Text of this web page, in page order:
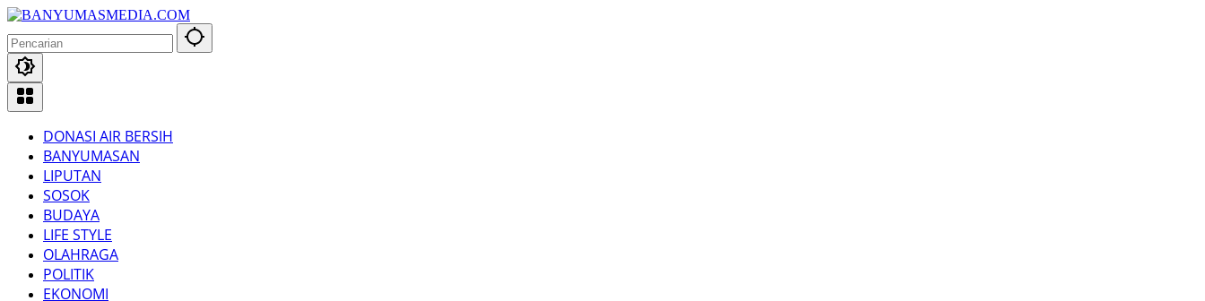
Langsung
konten
DONASI AIR BERSIH
BANYUMASAN
LIPUTAN
SOSOK
BUDAYA
LIFE STYLE
OLAHRAGA
POLITIK
EKONOMI